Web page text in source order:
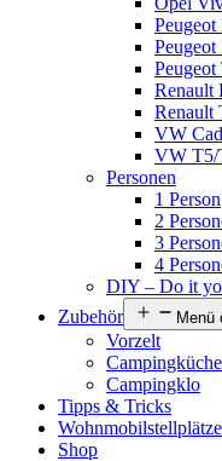
Peugeot
Renault
Renault
VW
VW T5/
Personen
1 Person
2
3
4
DIY – Do it
Zubehör
Menü
Vorzelt
Campingküche
Campingklo
Tipps & Tricks
Wohnmobilstellplätze
Shop